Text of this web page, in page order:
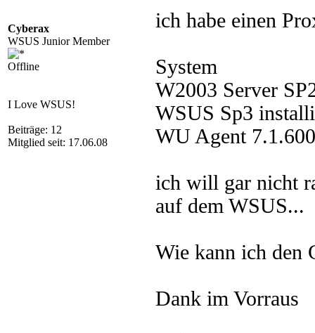
Cyberax
WSUS Junior Member
Offline
I Love WSUS!
Beiträge: 12
Mitglied seit: 17.06.08
ich habe einen
System
W2003 Server
WSUS Sp3
WU Agent
ich will gar nicht
auf dem WSUS...
Wie kann ich den
Dank im Vorraus